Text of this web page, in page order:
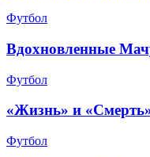
Футбол
Вдохновленные
Футбол
«Жизнь» и
Футбол